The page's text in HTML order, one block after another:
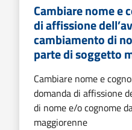
Cambiare nome e
di affissione
cambiamento di
parte di soggetto
Cambiare nome e
domanda di affissione
di nome e/o cognome
maggiorenne